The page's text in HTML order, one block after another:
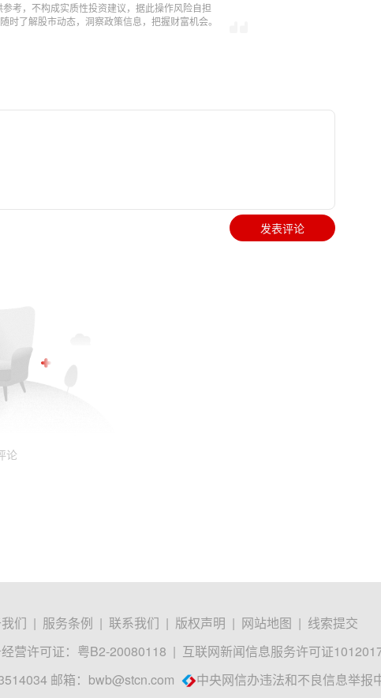
考，不构成实质性投资建议，据此操作风险自担
了解股市动态，洞察政策信息，把握财富机会。
发表评论
论
们 | 服务条例 | 联系我们 | 版权声明 | 网站地图 | 线索提交
营许可证：粤B2-20080118 | 互联网新闻信息服务许可证
邮箱： bwb@stcn.com 中央网信办违法和不良信息举报